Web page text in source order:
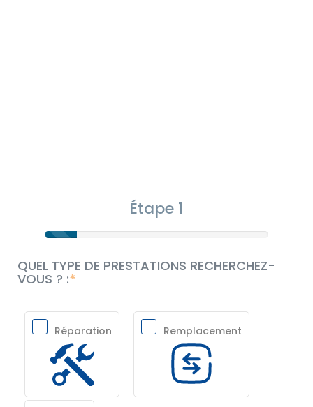
Étape 1
QUEL TYPE DE PRESTATIONS RECHERCHEZ-
VOUS ? :
Réparation Remplacement